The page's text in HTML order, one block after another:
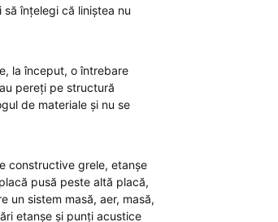
înțelegi că liniștea nu
la început, o întrebare
pereți pe structură
de materiale și nu se
constructive grele, etanșe
pusă peste altă placă,
un sistem masă, aer, masă,
etanșe și punți acustice